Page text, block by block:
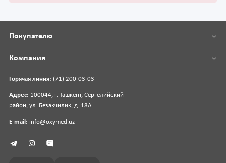
Горячая линия: (71) 200-03-03
Адрес: 100044, г. Ташкент, Сергелийский
район, ул. Безакчилик, д. 18А
E-mail: info@oxymed.uz
Покупателю
Компания